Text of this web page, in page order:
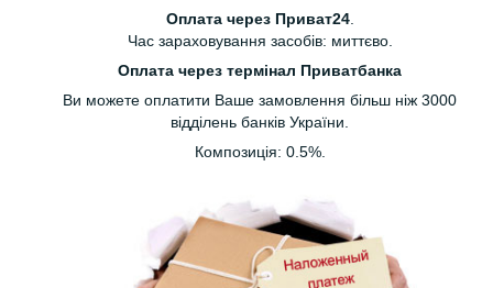
Оплата через Приват24.
Час зараховування засобів: миттєво.
Оплата через термінал Приватбанка
Ви можете оплатити Ваше замовлення більш ніж 3000
відділень банків України.
Композиція: 0.5%.